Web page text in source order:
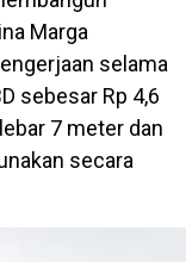
Marga
selama
sebesar Rp 4,6
7 meter dan
secara